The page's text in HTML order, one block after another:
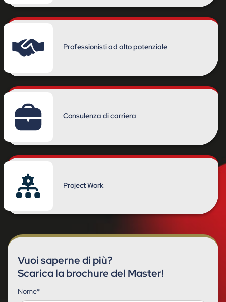
Professionisti ad alto potenziale
Consulenza di carriera
Project Work
Vuoi saperne di più?
Scarica la brochure del Master!
Nome*